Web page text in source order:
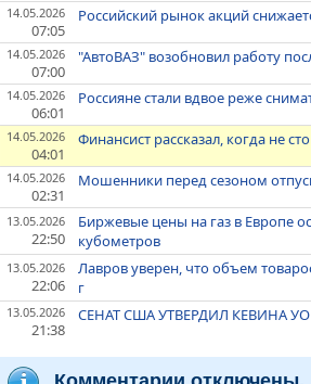
14.05.2026
07:05
Российский рынок акций
14.05.2026
07:00
"АвтоВАЗ" возобновил работу
14.05.2026
06:01
Россияне стали вдвое реже
14.05.2026
04:01
Финансист рассказал, когда не
14.05.2026
02:31
Мошенники перед сезоном
13.05.2026
22:50
Биржевые цены на газ в Европе
кубометров
13.05.2026
22:06
Лавров уверен, что объем
г
13.05.2026
21:38
СЕНАТ США УТВЕРДИЛ КЕВИНА